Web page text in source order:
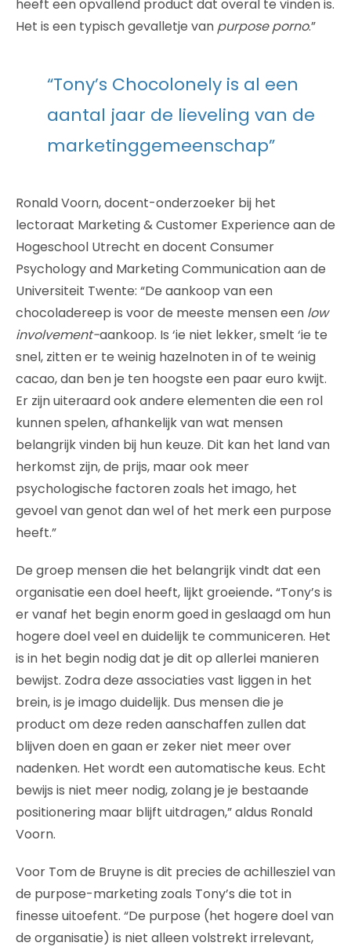
heeft een opvallend product dat overal te vinden is.
Het is een typisch gevalletje van purpose porno.”
“Tony’s Chocolonely is al een
aantal jaar de lieveling van de
marketinggemeenschap”
Ronald Voorn, docent-onderzoeker bij het
lectoraat Marketing & Customer Experience aan de
Hogeschool Utrecht en docent Consumer
Psychology and Marketing Communication aan de
Universiteit Twente: “De aankoop van een
chocoladereep is voor de meeste mensen een low
involvement-aankoop. Is ‘ie niet lekker, smelt ‘ie te
snel, zitten er te weinig hazelnoten in of te weinig
cacao, dan ben je ten hoogste een paar euro kwijt.
Er zijn uiteraard ook andere elementen die een rol
kunnen spelen, afhankelijk van wat mensen
belangrijk vinden bij hun keuze. Dit kan het land van
herkomst zijn, de prijs, maar ook meer
psychologische factoren zoals het imago, het
gevoel van genot dan wel of het merk een purpose
heeft.”
De groep mensen die het belangrijk vindt dat een
organisatie een doel heeft, lijkt groeiende.“Tony’s is
er vanaf het begin enorm goed in geslaagd om hun
hogere doel veel en duidelijk te communiceren. Het
is in het begin nodig dat je dit op allerlei manieren
bewijst. Zodra deze associaties vast liggen in het
brein, is je imago duidelijk. Dus mensen die je
product om deze reden aanschaffen zullen dat
blijven doen en gaan er zeker niet meer over
nadenken. Het wordt een automatische keus. Echt
bewijs is niet meer nodig, zolang je je bestaande
positionering maar blijft uitdragen,” aldus Ronald
Voorn.
Voor Tom de Bruyne is dit precies de achillesziel van
de purpose-marketing zoals Tony’s die tot in
finesse uitoefent. “De purpose (het hogere doel van
de organisatie) is niet alleen volstrekt irrelevant,